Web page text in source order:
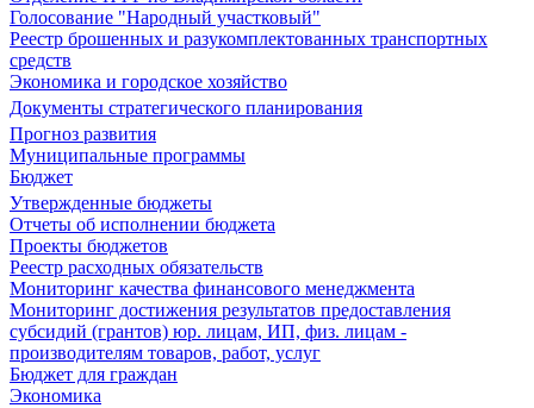
Голосование "Народный участковый"
Реестр брошенных и разукомплектованных транспортных
средств
Экономика и городское хозяйство
Документы стратегического планирования
Прогноз развития
Муниципальные программы
Бюджет
Утвержденные бюджеты
Отчеты об исполнении бюджета
Проекты бюджетов
Реестр расходных обязательств
Мониторинг качества финансового менеджмента
Мониторинг достижения результатов предоставления
субсидий (грантов) юр. лицам, ИП, физ. лицам -
производителям товаров, работ, услуг
Бюджет для граждан
Экономика